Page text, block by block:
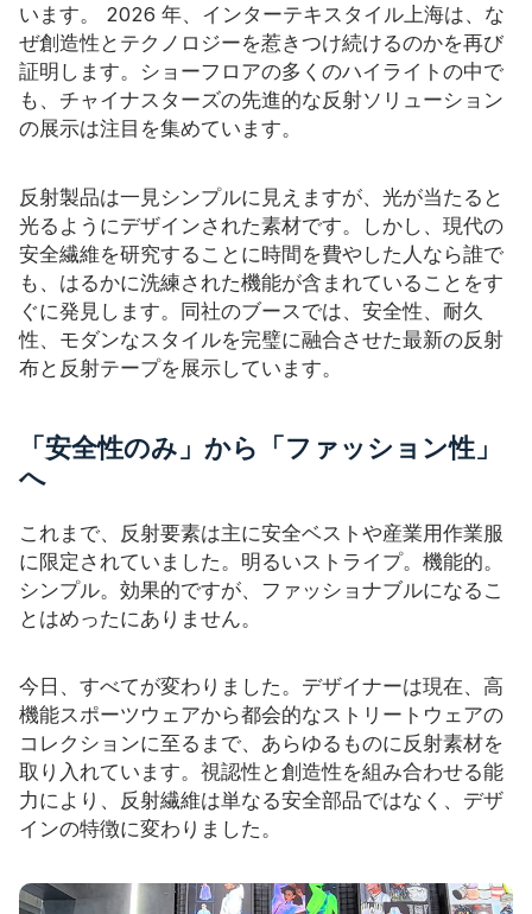
います。 2026 年、インターテキスタイル上海は、な
ぜ創造性とテクノロジーを惹きつけ続けるのかを再び
証明します。ショーフロアの多くのハイライトの中で
も、チャイナスターズの先進的な反射ソリューション
の展示は注目を集めています。
反射製品は一見シンプルに見えますが、光が当たると
光るようにデザインされた素材です。しかし、現代の
安全繊維を研究することに時間を費やした人なら誰で
も、はるかに洗練された機能が含まれていることをす
ぐに発見します。同社のブースでは、安全性、耐久
性、モダンなスタイルを完璧に融合させた最新の反射
布と反射テープを展示しています。
「安全性のみ」から「ファッション性」
へ
これまで、反射要素は主に安全ベストや産業用作業服
に限定されていました。明るいストライプ。機能的。
シンプル。効果的ですが、ファッショナブルになるこ
とはめったにありません。
今日、すべてが変わりました。デザイナーは現在、高
機能スポーツウェアから都会的なストリートウェアの
コレクションに至るまで、あらゆるものに反射素材を
取り入れています。視認性と創造性を組み合わせる能
力により、反射繊維は単なる安全部品ではなく、デザ
インの特徴に変わりました。